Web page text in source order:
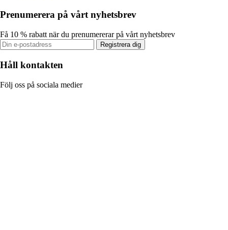
Prenumerera på vårt nyhetsbrev
Få 10 % rabatt när du prenumererar på vårt nyhetsbrev
Registrera dig
Håll kontakten
Följ oss på sociala medier